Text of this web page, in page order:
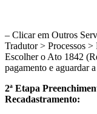
– Clicar em Outros
Tradutor > Processos
Escolher o Ato 1842
pagamento e aguardar
2ª Etapa
Recadastramento: